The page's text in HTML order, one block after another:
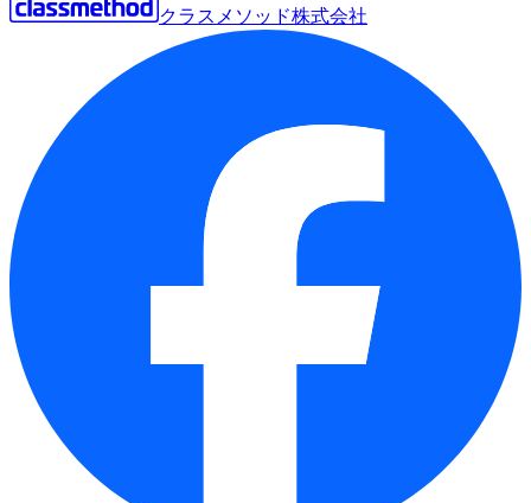
クラスメソッド株式会社